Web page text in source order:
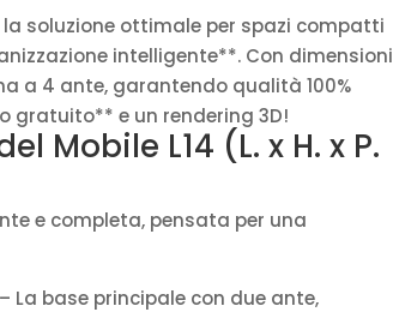
la soluzione ottimale per spazi compatti
intelligente**. Con dimensioni
a 4 ante, garantendo qualità 100%
gratuito** e un rendering 3D!
Mobile L14 (L. x H. x P.
e completa, pensata per una
La base principale con due ante,